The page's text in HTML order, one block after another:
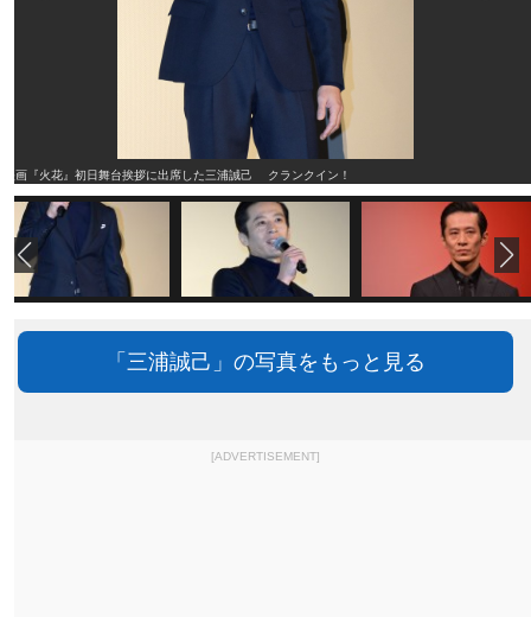
映画『火花』初日舞台挨拶に出席した三浦誠己 クランクイン！
「三浦誠己」の写真をもっと見る
[ADVERTISEMENT]